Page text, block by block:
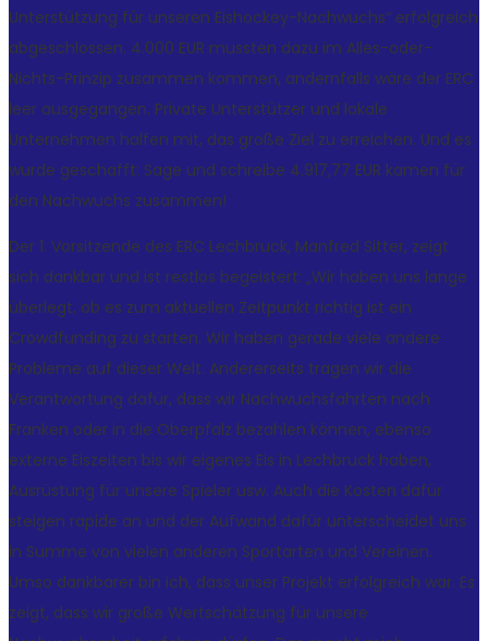
Unterstützung für unseren Eishockey-Nachwuchs“ erfolgreich
abgeschlossen. 4.000 EUR mussten dazu im Alles-oder-
Nichts-Prinzip zusammen kommen, andernfalls wäre der ERC
leer ausgegangen. Private Unterstützer und lokale
Unternehmen halfen mit, das große Ziel zu erreichen. Und es
wurde geschafft: Sage und schreibe 4.917,77 EUR kamen für
den Nachwuchs zusammen!
Der 1. Vorsitzende des ERC Lechbruck, Manfred Sitter, zeigt
sich dankbar und ist restlos begeistert: „Wir haben uns lange
überlegt, ob es zum aktuellen Zeitpunkt richtig ist ein
Crowdfunding zu starten. Wir haben gerade viele andere
Probleme auf dieser Welt. Andererseits tragen wir die
Verantwortung dafür, dass wir Nachwuchsfahrten nach
Franken oder in die Oberpfalz bezahlen können, ebenso
externe Eiszeiten bis wir eigenes Eis in Lechbruck haben,
Ausrüstung für unsere Spieler usw. Auch die Kosten dafür
steigen rapide an und der Aufwand dafür unterscheidet uns
in Summe von vielen anderen Sportarten und Vereinen.
Umso dankbarer bin ich, dass unser Projekt erfolgreich war. Es
zeigt, dass wir große Wertschätzung für unsere